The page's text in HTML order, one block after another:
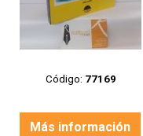
Código: 77169
Más información